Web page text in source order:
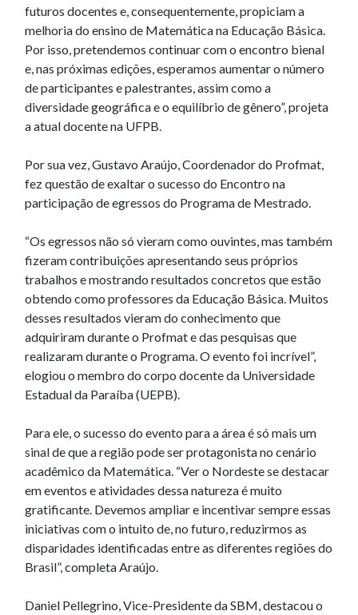
futuros docentes e, consequentemente, propiciam a
melhoria do ensino de Matemática na Educação Básica.
Por isso, pretendemos continuar com o encontro bienal
e, nas próximas edições, esperamos aumentar o número
de participantes e palestrantes, assim como a
diversidade geográfica e o equilíbrio de gênero”, projeta
a atual docente na UFPB.
Por sua vez, Gustavo Araújo, Coordenador do Profmat,
fez questão de exaltar o sucesso do Encontro na
participação de egressos do Programa de Mestrado.
“Os egressos não só vieram como ouvintes, mas também
fizeram contribuições apresentando seus próprios
trabalhos e mostrando resultados concretos que estão
obtendo como professores da Educação Básica. Muitos
desses resultados vieram do conhecimento que
adquiriram durante o Profmat e das pesquisas que
realizaram durante o Programa. O evento foi incrível”,
elogiou o membro do corpo docente da Universidade
Estadual da Paraíba (UEPB).
Para ele, o sucesso do evento para a área é só mais um
sinal de que a região pode ser protagonista no cenário
acadêmico da Matemática. “Ver o Nordeste se destacar
em eventos e atividades dessa natureza é muito
gratificante. Devemos ampliar e incentivar sempre essas
iniciativas com o intuito de, no futuro, reduzirmos as
disparidades identificadas entre as diferentes regiões do
Brasil”, completa Araújo.
Daniel Pellegrino, Vice-Presidente da SBM, destacou o